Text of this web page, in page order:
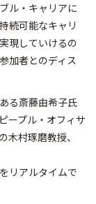
ル・キャリアに
続可能なキャリ
現していけるの
加者とのディス
る斎藤由希子氏
ープル・オフィサ
木村琢磨教授、
リアルタイムで